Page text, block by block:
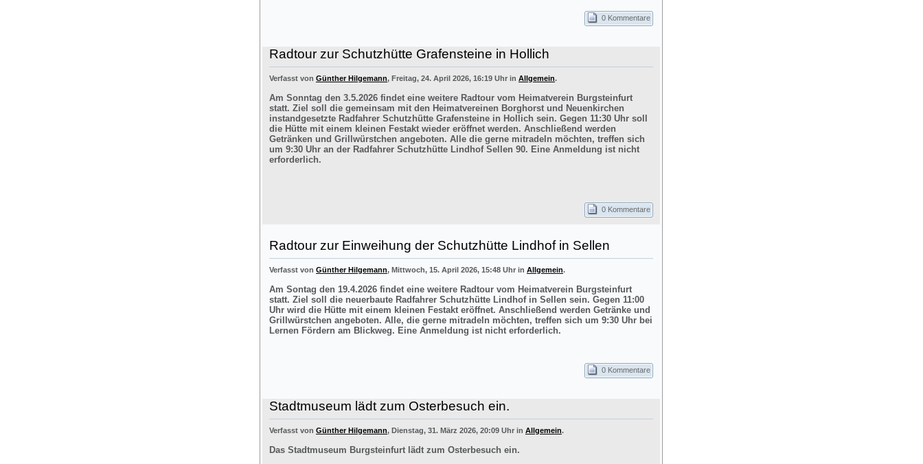
0 Kommentare
Radtour zur Schutzhütte Grafensteine in Hollich
Verfasst von Günther Hilgemann, Freitag, 24. April 2026, 16:19 Uhr in Allgemein.
Am Sonntag den 3.5.2026 findet eine weitere Radtour vom Heimatverein Burgsteinfurt
statt. Ziel soll die gemeinsam mit den Heimatvereinen Borghorst und Neuenkirchen
instandgesetzte Radfahrer Schutzhütte Grafensteine in Hollich sein. Gegen 11:30 Uhr soll
die Hütte mit einem kleinen Festakt wieder eröffnet werden. Anschließend werden
Getränken und Grillwürstchen angeboten. Alle die gerne mitradeln möchten, treffen sich
um 9:30 Uhr an der Radfahrer Schutzhütte Lindhof Sellen 90. Eine Anmeldung ist nicht
erforderlich.
0 Kommentare
Radtour zur Einweihung der Schutzhütte Lindhof in Sellen
Verfasst von Günther Hilgemann, Mittwoch, 15. April 2026, 15:48 Uhr in Allgemein.
Am Sontag den 19.4.2026 findet eine weitere Radtour vom Heimatverein Burgsteinfurt
statt. Ziel soll die neuerbaute Radfahrer Schutzhütte Lindhof in Sellen sein. Gegen 11:00
Uhr wird die Hütte mit einem kleinen Festakt eröffnet. Anschließend werden Getränke und
Grillwürstchen angeboten. Alle, die gerne mitradeln möchten, treffen sich um 9:30 Uhr bei
Lernen Fördern am Blickweg. Eine Anmeldung ist nicht erforderlich.
0 Kommentare
Stadtmuseum lädt zum Osterbesuch ein.
Verfasst von Günther Hilgemann, Dienstag, 31. März 2026, 20:09 Uhr in Allgemein.
Das Stadtmuseum Burgsteinfurt lädt zum Osterbesuch ein.